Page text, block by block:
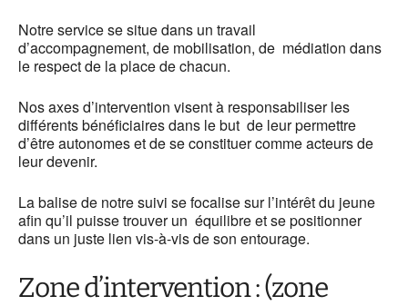
Notre service se situe dans un travail
d’accompagnement, de mobilisation, de médiation dans
le respect de la place de chacun.
Nos axes d’intervention visent à responsabiliser les
différents bénéficiaires dans le but de leur permettre
d’être autonomes et de se constituer comme acteurs de
leur devenir.
La balise de notre suivi se focalise sur l’intérêt du jeune
afin qu’il puisse trouver un équilibre et se positionner
dans un juste lien vis-à-vis de son entourage.
Zone d’intervention : (zone